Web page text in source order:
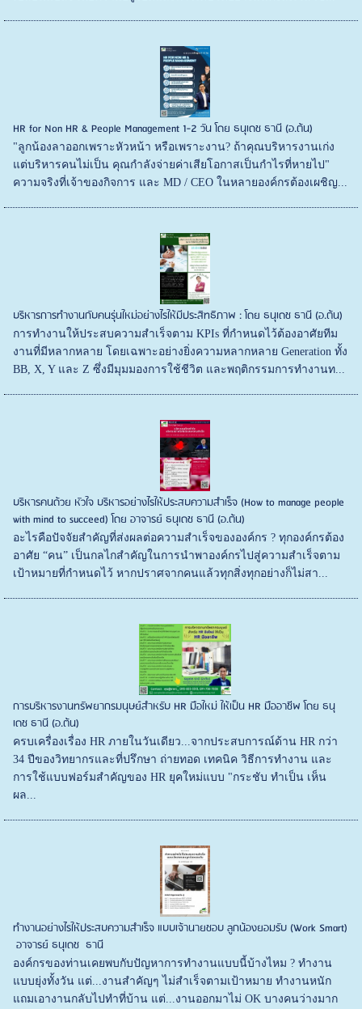
HR for Non HR & People Management 1-2 วัน โดย ธนุเดช ธานี (อ.ต้น)
"ลูกน้องลาออกเพราะหัวหน้า หรือเพราะงาน? ถ้าคุณบริหารงานเก่ง
แต่บริหารคนไม่เป็น คุณกำลังจ่ายค่าเสียโอกาสเป็นกำไรที่หายไป"
ความจริงที่เจ้าของกิจการ และ MD / CEO ในหลายองค์กรต้องเผชิญ...
บริหารการทำงานกับคนรุ่นใหม่อย่างไรให้มีประสิทธิภาพ : โดย ธนุเดช ธานี (อ.ต้น)
การทำงานให้ประสบความสำเร็จตาม KPIs ที่กำหนดไว้ต้องอาศัยทีม
งานที่มีหลากหลาย โดยเฉพาะอย่างยิ่งความหลากหลาย Generation ทั้ง
BB, X, Y และ Z ซึ่งมีมุมมองการใช้ชีวิต และพฤติกรรมการทำงานท...
บริหารคนด้วย หัวใจ บริหารอย่างไรให้ประสบความสำเร็จ (How to manage people
with mind to succeed) โดย อาจารย์ ธนุเดช ธานี (อ.ต้น)
อะไรคือปัจจัยสำคัญที่ส่งผลต่อความสำเร็จขององค์กร ? ทุกองค์กรต้อง
อาศัย “คน” เป็นกลไกสำคัญในการนำพาองค์กรไปสู่ความสำเร็จตาม
เป้าหมายที่กำหนดไว้ หากปราศจากคนแล้วทุกสิ่งทุกอย่างก็ไม่สา...
การบริหารงานทรัพยากรมนุษย์สำหรับ HR มือใหม่ ให้เป็น HR มืออาชีพ โดย ธนุ
เดช ธานี (อ.ต้น)
ครบเครื่องเรื่อง HR ภายในวันเดียว...จากประสบการณ์ด้าน HR กว่า
34 ปีของวิทยากรและที่ปรึกษา ถ่ายทอด เทคนิค วิธีการทำงาน และ
การใช้แบบฟอร์มสำคัญของ HR ยุคใหม่แบบ "กระชับ ทำเป็น เห็น
ผล...
ทำงานอย่างไรให้ประสบความสำเร็จ แบบเจ้านายชอบ ลูกน้องยอมรับ (Work Smart)
อาจารย์ ธนุเดช ธานี
องค์กรของท่านเคยพบกับปัญหาการทำงานแบบนี้บ้างไหม ? ทำงาน
แบบยุ่งทั้งวัน แต่...งานสำคัญๆ ไม่สำเร็จตามเป้าหมาย ทำงานหนัก
แถมเอางานกลับไปทำที่บ้าน แต่...งานออกมาไม่ OK บางคนว่างมาก